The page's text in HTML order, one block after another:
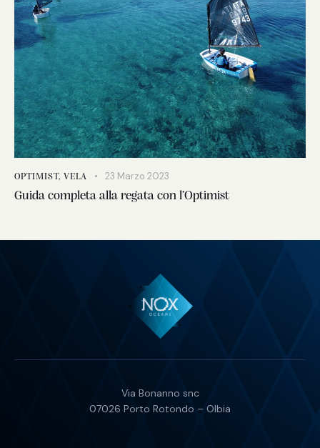
OPTIMIST,VELA 23 Marzo 2023
Guida completa alla regata con l’Optimist
Via Bonanno snc
07026 Porto Rotondo – Olbia